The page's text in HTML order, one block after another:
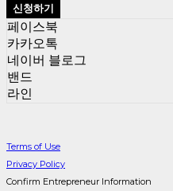
신청하기
페이스북
카카오톡
네이버 블로그
밴드
라인
Terms of Use
Privacy Policy
Confirm Entrepreneur Information